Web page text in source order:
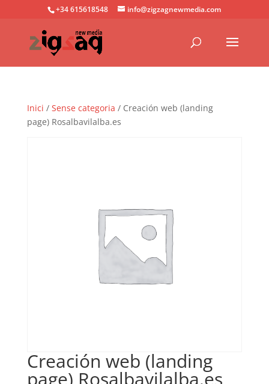
+34 615618548 info@zigzagnewmedia.com
Inici / Sense categoria / Creación web (landing
page) Rosalbavilalba.es
Creación web (landing